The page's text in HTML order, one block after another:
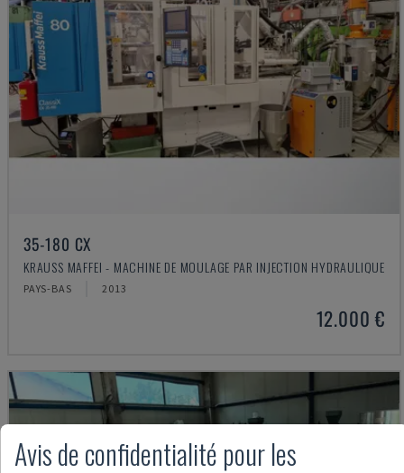
35-180 CX
KRAUSS MAFFEI - MACHINE DE MOULAGE PAR INJECTION HYDRAULIQUE
PAYS-BAS 2013
12.000 €
Avis de confidentialité pour les